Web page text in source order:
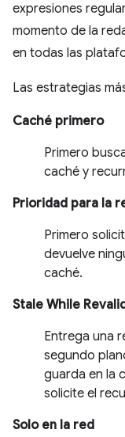
expresiones
momento de la
en todas las
Las estrategias
Caché primero
Primero
caché y
Prioridad para la
Primero
devuelve
caché.
Stale While
Entrega una
segundo
guarda en la
solicite el
Solo en la red